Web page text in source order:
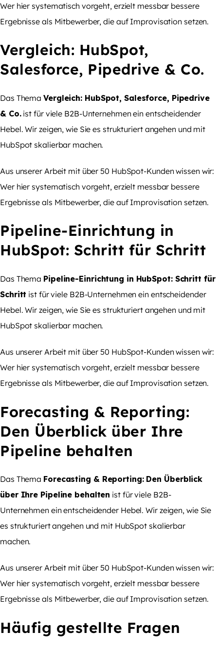
Wer hier systematisch vorgeht, erzielt messbar bessere
Ergebnisse als Mitbewerber, die auf Improvisation setzen.
Vergleich: HubSpot,
Salesforce, Pipedrive & Co.
Das Thema Vergleich: HubSpot, Salesforce, Pipedrive
& Co.ist für viele B2B-Unternehmen ein entscheidender
Hebel. Wir zeigen, wie Sie es strukturiert angehen und mit
HubSpot skalierbar machen.
Aus unserer Arbeit mit über 50 HubSpot-Kunden wissen wir:
Wer hier systematisch vorgeht, erzielt messbar bessere
Ergebnisse als Mitbewerber, die auf Improvisation setzen.
Pipeline-Einrichtung in
HubSpot: Schritt für Schritt
Das Thema Pipeline-Einrichtung in HubSpot: Schritt für
Schritt ist für viele B2B-Unternehmen ein entscheidender
Hebel. Wir zeigen, wie Sie es strukturiert angehen und mit
HubSpot skalierbar machen.
Aus unserer Arbeit mit über 50 HubSpot-Kunden wissen wir:
Wer hier systematisch vorgeht, erzielt messbar bessere
Ergebnisse als Mitbewerber, die auf Improvisation setzen.
Forecasting & Reporting:
Den Überblick über Ihre
Pipeline behalten
Das Thema Forecasting & Reporting: Den Überblick
über Ihre Pipeline behalten ist für viele B2B-
Unternehmen ein entscheidender Hebel. Wir zeigen, wie Sie
es strukturiert angehen und mit HubSpot skalierbar
machen.
Aus unserer Arbeit mit über 50 HubSpot-Kunden wissen wir:
Wer hier systematisch vorgeht, erzielt messbar bessere
Ergebnisse als Mitbewerber, die auf Improvisation setzen.
Häufig gestellte Fragen